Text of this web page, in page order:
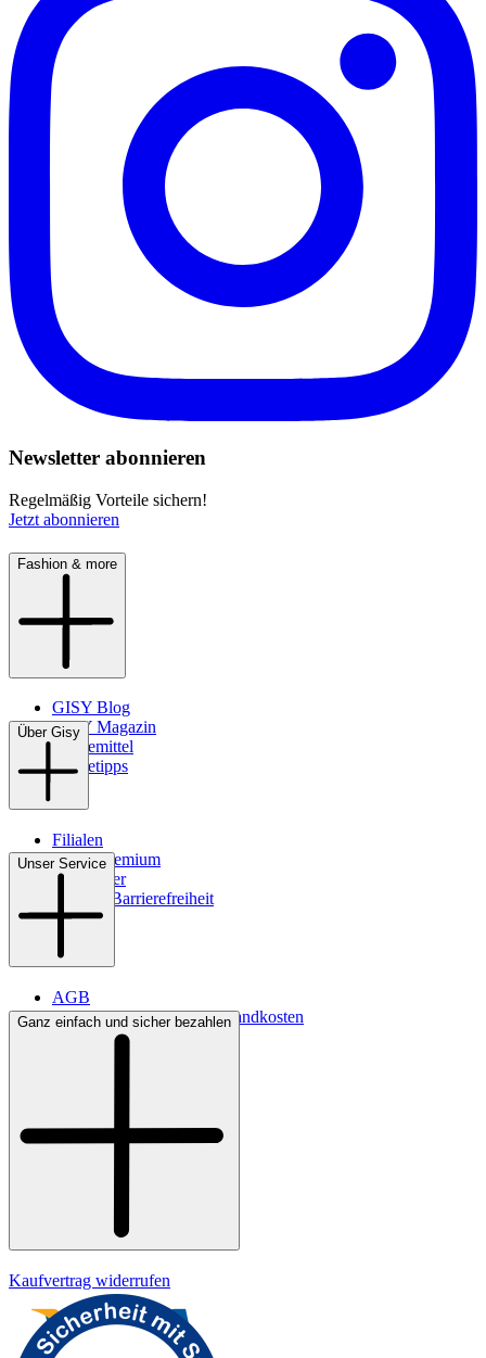
Newsletter abonnieren
Regelmäßig Vorteile sichern!
Jetzt abonnieren
Fashion & more
GISY Blog
GISY Magazin
Pflegemittel
Pflegetipps
Über Gisy
Filialen
WMS-Premium
Newsletter
Digitale Barrierefreiheit
Unser Service
AGB
Lieferbedingungen & Versandkosten
Bezahlung
Ganz einfach und sicher bezahlen
Kaufvertrag widerrufen